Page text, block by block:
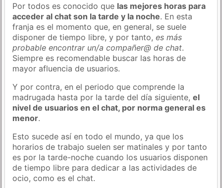
Por todos es conocido que las mejores horas para
acceder al chat son la tarde y la noche. En esta
franja es el momento que, en general, se suele
disponer de tiempo libre, y por tanto,es más
probable encontrar un/a compañer@ de chat.
Siempre es recomendable buscar las horas de
mayor afluencia de usuarios.
Y por contra, en el periodo que comprende la
madrugada hasta por la tarde del día siguiente,el
nivel de usuarios en el chat, por norma general es
menor.
Esto sucede así en todo el mundo, ya que los
horarios de trabajo suelen ser matinales y por tanto
es por la tarde-noche cuando los usuarios disponen
de tiempo libre para dedicar a las actividades de
ocio, como es el chat.